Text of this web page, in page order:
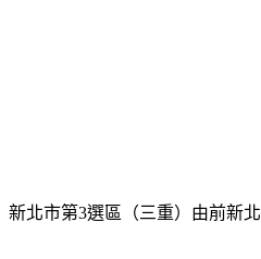
新北市第3選區（三重）由前新